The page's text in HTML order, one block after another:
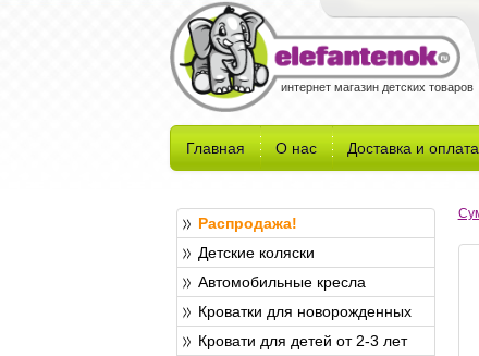
интернет магазин детских товаров
Главная О нас Доставка и оплата
Распродажа!
Детские коляски
Автомобильные кресла
Кроватки для новорожденных
Кровати для детей от 2-3 лет